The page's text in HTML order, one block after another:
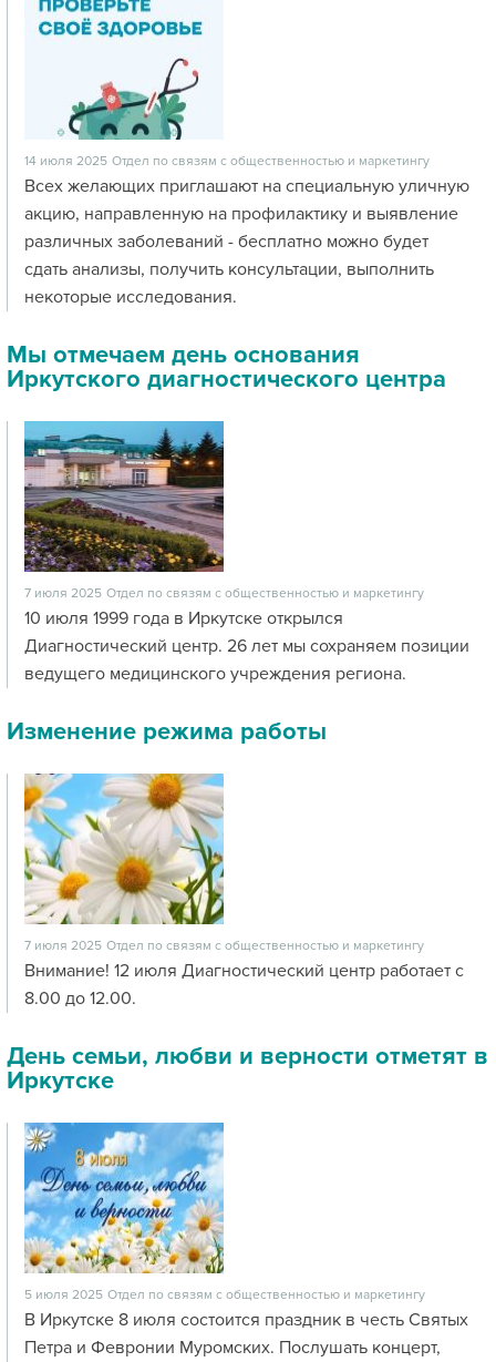
14 июля 2025 Отдел по связям с общественностью и маркетингу
Всех желающих приглашают на специальную уличную
акцию, направленную на профилактику и выявление
различных заболеваний - бесплатно можно будет
сдать анализы, получить консультации, выполнить
некоторые исследования.
Мы отмечаем день основания
Иркутского диагностического центра
7 июля 2025 Отдел по связям с общественностью и маркетингу
10 июля 1999 года в Иркутске открылся
Диагностический центр. 26 лет мы сохраняем позиции
ведущего медицинского учреждения региона.
Изменение режима работы
7 июля 2025 Отдел по связям с общественностью и маркетингу
Внимание! 12 июля Диагностический центр работает с
8.00 до 12.00.
День семьи, любви и верности отметят в
Иркутске
5 июля 2025 Отдел по связям с общественностью и маркетингу
В Иркутске 8 июля состоится праздник в честь Святых
Петра и Февронии Муромских. Послушать концерт,